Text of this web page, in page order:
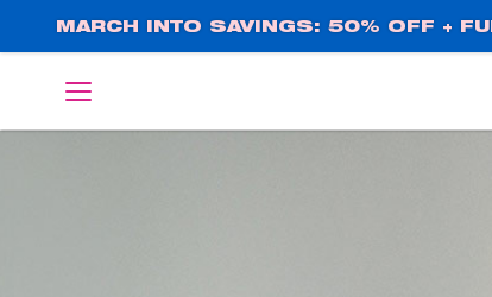
MARCH INTO SAVINGS: 50% OFF +
English